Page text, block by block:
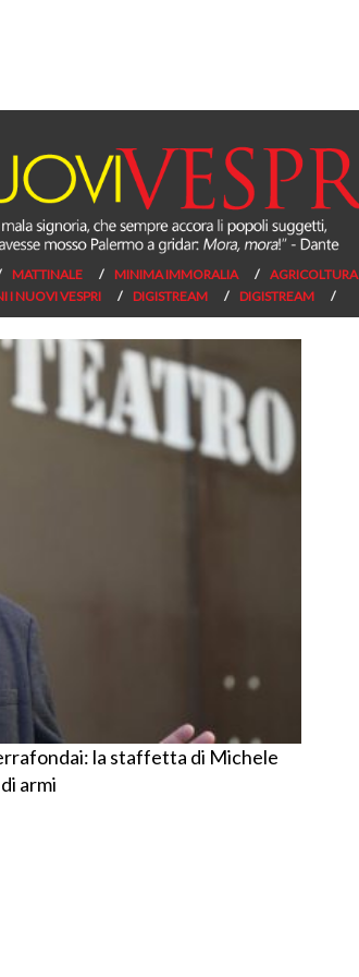
MATTINALE MINIMA IMMORALIA AGRICOLTURA
I NUOVI VESPRI DIGISTREAM DIGISTREAM
la staffetta di Michele
armi